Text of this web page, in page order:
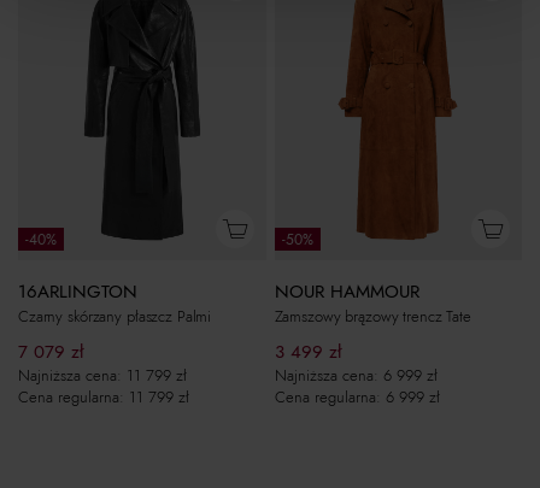
-40%
16ARLINGTON
Czarny skórzany płaszcz Palmi
7 079 zł
Najniższa cena: 11 799 zł
Cena regularna: 11 799 zł
-50%
NOUR HAMMOUR
Zamszowy brązowy trencz Tate
3 499 zł
Najniższa cena: 6 999 zł
Cena regularna: 6 999 zł